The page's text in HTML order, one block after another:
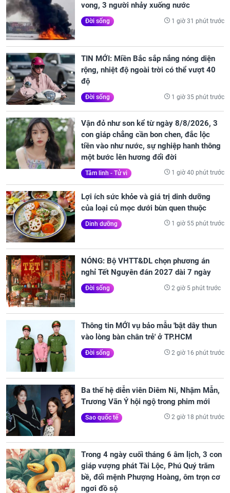
vong, 3 người nhảy xuống nước
Đời sống 1 giờ 31 phút trước
TIN MỚI: Miền Bắc sắp nắng nóng diện
rộng, nhiệt độ ngoài trời có thể vượt 40
độ
Đời sống 1 giờ 35 phút trước
Vận đỏ như son kể từ ngày 8/8/2026, 3
con giáp chẳng cần bon chen, đắc lộc
tiền vào như nước, sự nghiệp hanh thông
một bước lên hương đổi đời
Tâm linh - Tử vi 1 giờ 40 phút trước
Lợi ích sức khỏe và giá trị dinh dưỡng
của loại củ mọc dưới bùn quen thuộc
Dinh dưỡng 1 giờ 55 phút trước
NÓNG: Bộ VHTT&DL chọn phương án
nghỉ Tết Nguyên đán 2027 dài 7 ngày
Đời sống 2 giờ 5 phút trước
Thông tin MỚI vụ bảo mẫu 'bật dây thun
vào lòng bàn chân trẻ' ở TP.HCM
Đời sống 2 giờ 16 phút trước
Ba thế hệ diễn viên Diêm Ni, Nhậm Mẫn,
Trương Vãn Ý hội ngộ trong phim mới
Sao quốc tế 2 giờ 18 phút trước
Trong 4 ngày cuối tháng 6 âm lịch, 3 con
giáp vượng phát Tài Lộc, Phú Quý trăm
bề, đổi mệnh Phượng Hoàng, ôm trọn cơ
ngơi đồ sộ